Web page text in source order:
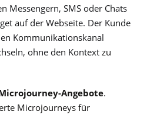
Messengern, SMS oder Chats
auf der Webseite. Der Kunde
Kommunikationskanal
ohne den Kontext zu
Angebote.
Microjourneys für